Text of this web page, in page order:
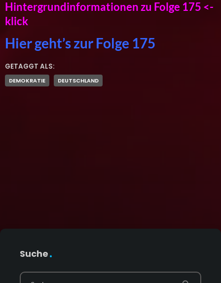
Hintergrundinformationen zu Folge 175 <-
klick
Hier geht’s zur Folge 175
GETAGGT ALS:
DEMOKRATIE DEUTSCHLAND
Suche